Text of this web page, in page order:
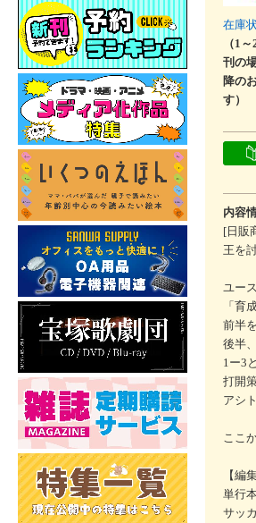
在庫
（1
刊の
降の
す）
内容
[日販
王を
ユー
「育
前半
後半
1ー3
打開
アシ
ここ
【編
単行
サッ